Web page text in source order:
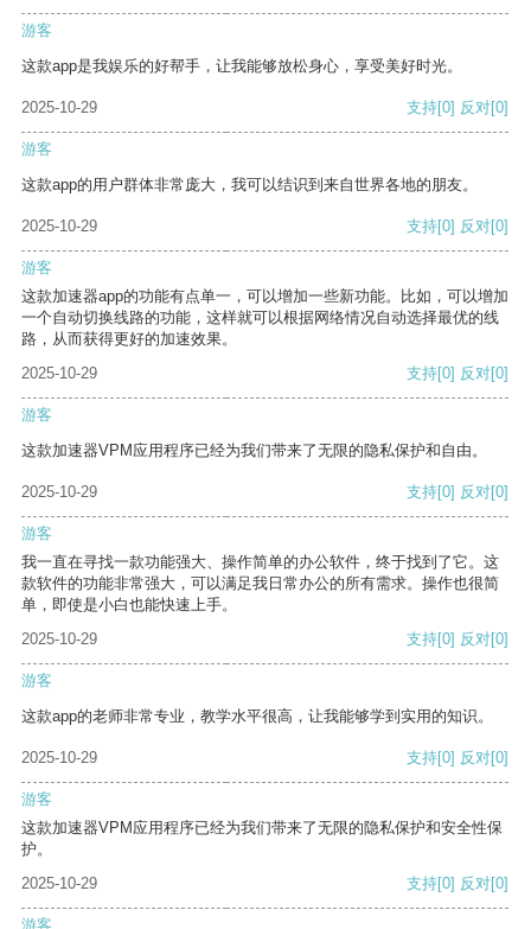
游客
这款app是我娱乐的好帮手，让我能够放松身心，享受美好时光。
2025-10-29 支持[0] 反对[0]
游客
这款app的用户群体非常庞大，我可以结识到来自世界各地的朋友。
2025-10-29 支持[0] 反对[0]
游客
这款加速器app的功能有点单一，可以增加一些新功能。比如，可以增加
一个自动切换线路的功能，这样就可以根据网络情况自动选择最优的线
路，从而获得更好的加速效果。
2025-10-29
支持[0] 反对[0]
游客
这款加速器VPM应用程序已经为我们带来了无限的隐私保护和自由。
2025-10-29 支持[0] 反对[0]
游客
我一直在寻找一款功能强大、操作简单的办公软件，终于找到了它。这
款软件的功能非常强大，可以满足我日常办公的所有需求。操作也很简
单，即使是小白也能快速上手。
2025-10-29
支持[0] 反对[0]
游客
这款app的老师非常专业，教学水平很高，让我能够学到实用的知识。
2025-10-29 支持[0] 反对[0]
游客
这款加速器VPM应用程序已经为我们带来了无限的隐私保护和安全性保
护。
2025-10-29
支持[0] 反对[0]
游客